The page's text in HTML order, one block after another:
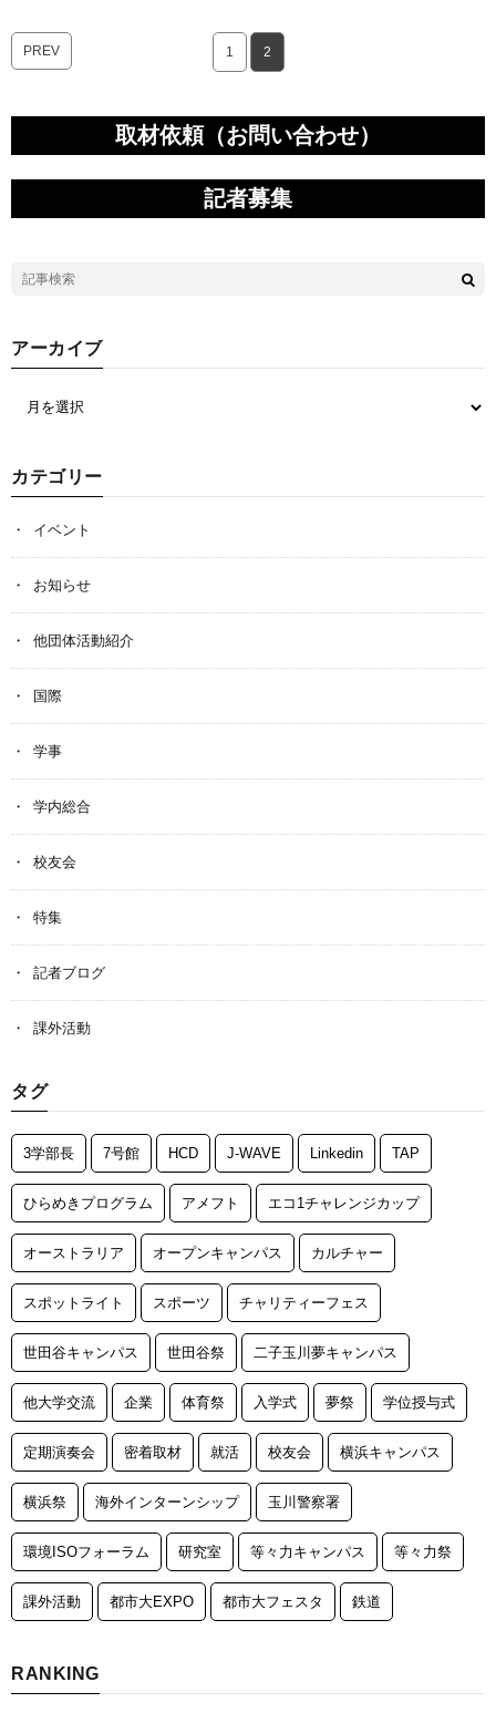
PREV 1 2
取材依頼（お問い合わせ）
記者募集
アーカイブ
カテゴリー
イベント
お知らせ
他団体活動紹介
国際
学事
学内総合
校友会
特集
記者ブログ
課外活動
タグ
3学部長 7号館 HCD J-WAVE Linkedin TAP
ひらめきプログラム アメフト エコ1チャレンジカップ
オーストラリア オープンキャンパス カルチャー
スポットライト スポーツ チャリティーフェス
世田谷キャンパス 世田谷祭 二子玉川夢キャンパス
他大学交流 企業 体育祭 入学式 夢祭 学位授与式
定期演奏会 密着取材 就活 校友会 横浜キャンパス
横浜祭 海外インターンシップ 玉川警察署
環境ISOフォーラム 研究室 等々力キャンパス 等々力祭
課外活動 都市大EXPO 都市大フェスタ 鉄道
RANKING